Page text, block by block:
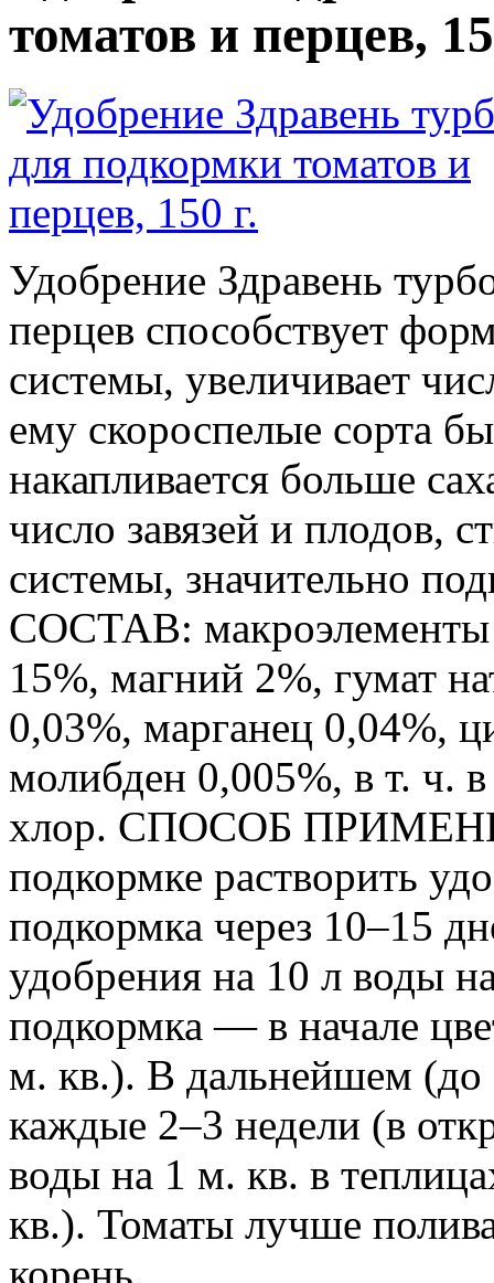
томатов и перцев,
Удобрение Здравень
перцев способствует
системы, увеличивает
ему скороспелые сорта
накапливается больше
число завязей и плодов,
системы, значительно
СОСТАВ: макроэлементы
15%, магний 2%, гумат
0,03%, марганец 0,04%,
молибден 0,005%, в т. ч.
хлор. СПОСОБ
подкормке растворить
подкормка через 10–15
удобрения на 10 л воды
подкормка — в начале
м. кв.). В дальнейшем
каждые 2–3 недели (в
воды на 1 м. кв. в
кв.). Томаты лучше
корень.